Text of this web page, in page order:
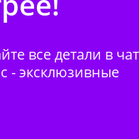
все детали в
- эксклюзивные